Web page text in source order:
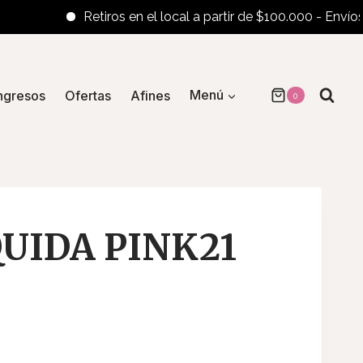
Retiros en el local a partir de $100.000 - Envíos al
Ofertas Afines Menú 0
PINK21